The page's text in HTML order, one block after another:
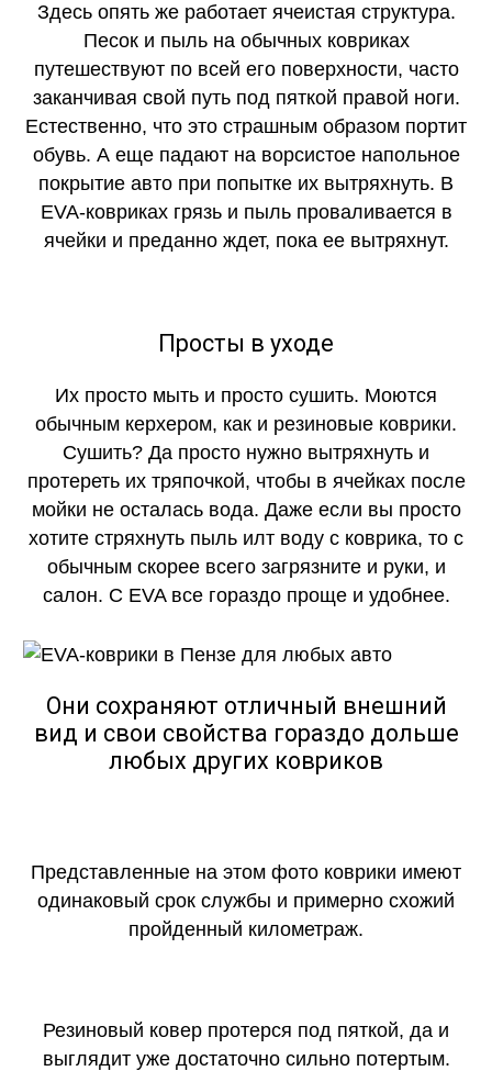
Здесь опять же работает ячеистая структура.
Песок и пыль на обычных ковриках
путешествуют по всей его поверхности, часто
заканчивая свой путь под пяткой правой ноги.
Естественно, что это страшным образом портит
обувь. А еще падают на ворсистое напольное
покрытие авто при попытке их вытряхнуть. В
EVA-ковриках грязь и пыль проваливается в
ячейки и преданно ждет, пока ее вытряхнут.
Просты в уходе
Их просто мыть и просто сушить. Моются
обычным керхером, как и резиновые коврики.
Сушить? Да просто нужно вытряхнуть и
протереть их тряпочкой, чтобы в ячейках после
мойки не осталась вода. Даже если вы просто
хотите стряхнуть пыль илт воду с коврика, то с
обычным скорее всего загрязните и руки, и
салон. С EVA все гораздо проще и удобнее.
Они сохраняют отличный внешний
вид и свои свойства гораздо дольше
любых других ковриков
Представленные на этом фото коврики имеют
одинаковый срок службы и примерно схожий
пройденный километраж.
Резиновый ковер протерся под пяткой, да и
выглядит уже достаточно сильно потертым.